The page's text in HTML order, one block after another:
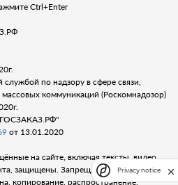
Ctrl+Enter
по надзору в сфере связи,
коммуникаций (Роскомнадозор)
от 13.01.2020
на сайте, включая тексты, видео,
защищены. Запрещается любое
копирование, распространение,
Privacy notice